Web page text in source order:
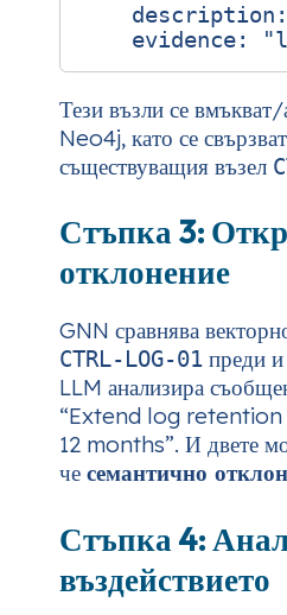
description :
evidence:
Тези възли се вмъкват/
Neo4j, като се
съществуващия възел
Стъпка 3:
отклонение
GNN сравнява
CTRL-LOG-01 преди и
LLM анализира
“Extend log
12 months”. И двете
че семантично
Стъпка 4:
въздействието